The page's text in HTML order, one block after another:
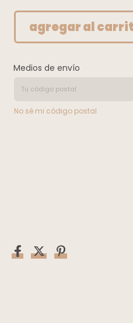
Medios de envío
No sé mi código postal